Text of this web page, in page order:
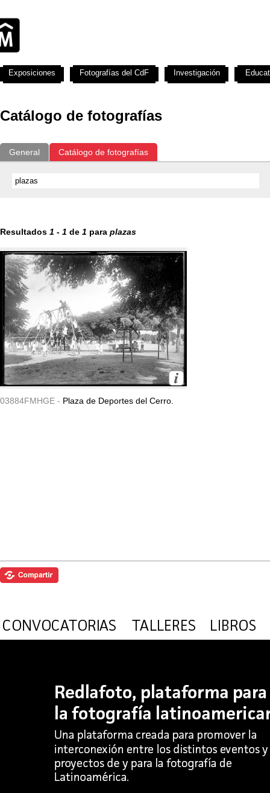
Catálogo de fotografías
General Catálogo de fotografías
Resultados 1 - 1 de 1 para plazas
03884FMHGE - Plaza de Deportes del Cerro.
Exposiciones Fotografías del CdF Investigación